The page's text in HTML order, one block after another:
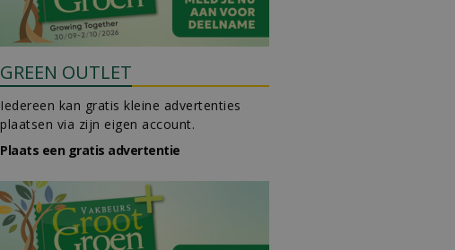
GREEN OUTLET
Iedereen kan gratis kleine advertenties
plaatsen via zijn eigen account.
Plaats een gratis advertentie